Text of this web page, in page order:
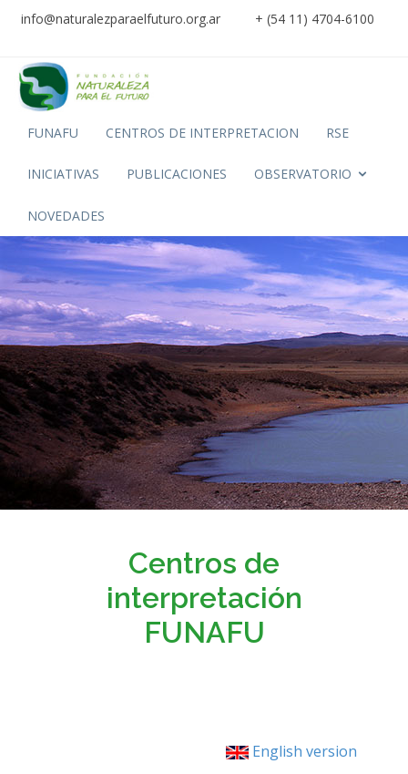
info@naturalezparaelfuturo.org.ar + (54 11) 4704-6100
FUNAFU CENTROS DE INTERPRETACION RSE
INICIATIVAS PUBLICACIONES OBSERVATORIO
NOVEDADES
Centros de
interpretación
FUNAFU
English version